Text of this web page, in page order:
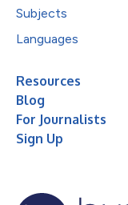
Subjects
Languages
Resources
Blog
For Journalists
Sign Up